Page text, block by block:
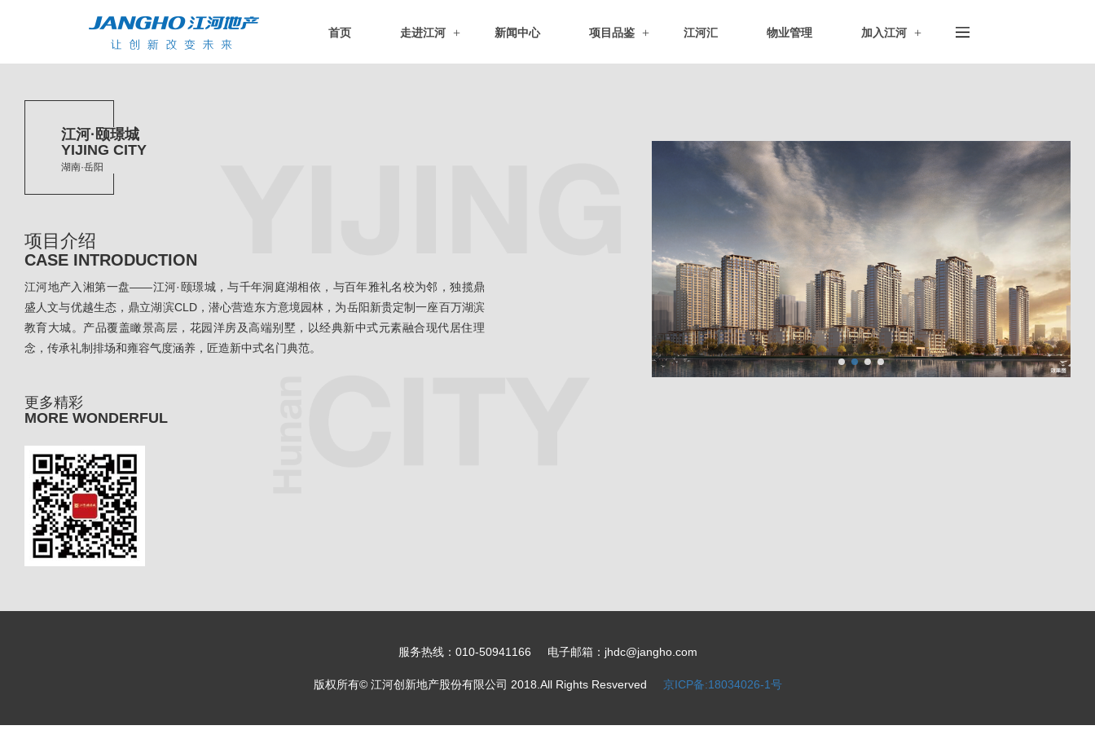
首页 走进江河 新闻中心 项目品鉴 江河汇 物业管理 加入江河
江河·颐璟城
YIJING CITY
湖南·岳阳
项目介绍
CASE INTRODUCTION
江河地产入湘第一盘——江河·颐璟城，与千年洞庭湖相依，与百年雅礼名校为邻，独揽鼎
盛人文与优越生态，鼎立湖滨CLD，潜心营造东方意境园林，为岳阳新贵定制一座百万湖滨
教育大城。产品覆盖瞰景高层，花园洋房及高端别墅，以经典新中式元素融合现代居住理
念，传承礼制排场和雍容气度涵养，匠造新中式名门典范。
更多精彩
MORE WONDERFUL
服务热线：010-50941166 电子邮箱：jhdc@jangho.com
版权所有© 江河创新地产股份有限公司 2018.All Rights Resverved 京ICP备:18034026-1号